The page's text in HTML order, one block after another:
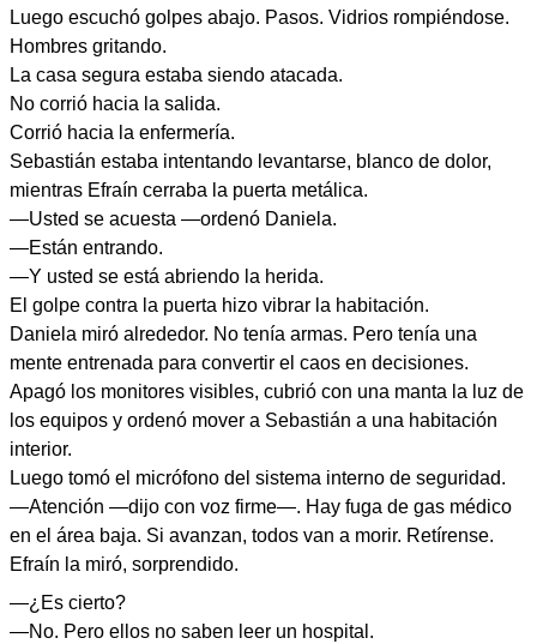
Luego escuchó golpes abajo. Pasos. Vidrios rompiéndose.
Hombres gritando.
La casa segura estaba siendo atacada.
No corrió hacia la salida.
Corrió hacia la enfermería.
Sebastián estaba intentando levantarse, blanco de dolor,
mientras Efraín cerraba la puerta metálica.
—Usted se acuesta —ordenó Daniela.
—Están entrando.
—Y usted se está abriendo la herida.
El golpe contra la puerta hizo vibrar la habitación.
Daniela miró alrededor. No tenía armas. Pero tenía una
mente entrenada para convertir el caos en decisiones.
Apagó los monitores visibles, cubrió con una manta la luz de
los equipos y ordenó mover a Sebastián a una habitación
interior.
Luego tomó el micrófono del sistema interno de seguridad.
—Atención —dijo con voz firme—. Hay fuga de gas médico
en el área baja. Si avanzan, todos van a morir. Retírense.
Efraín la miró, sorprendido.
—¿Es cierto?
—No. Pero ellos no saben leer un hospital.